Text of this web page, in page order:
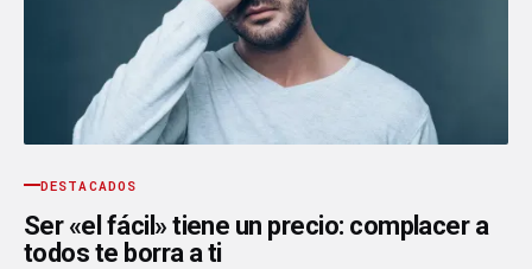
DESTACADOS
Ser «el fácil» tiene un precio: complacer a
todos te borra a ti